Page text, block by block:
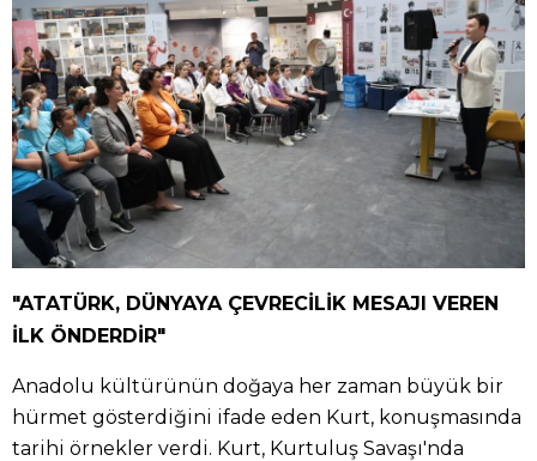
"ATATÜRK, DÜNYAYA ÇEVRECİLİK MESAJI VEREN
İLK ÖNDERDİR"
Anadolu kültürünün doğaya her zaman büyük bir
hürmet gösterdiğini ifade eden Kurt, konuşmasında
tarihi örnekler verdi. Kurt, Kurtuluş Savaşı'nda